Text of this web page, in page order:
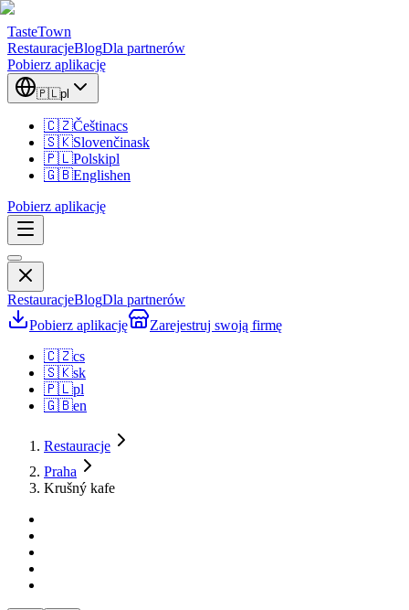
TasteTown
RestauracjeBlogDla partnerów
Pobierz aplikację
🇵🇱pl
🇨🇿Češtinacs
🇸🇰Slovenčinask
🇵🇱Polskipl
🇬🇧Englishen
Pobierz aplikację
RestauracjeBlogDla partnerów
Pobierz aplikację
Zarejestruj swoją firmę
🇨🇿cs
🇸🇰sk
🇵🇱pl
🇬🇧en
Restauracje
Praha
Krušný kafe